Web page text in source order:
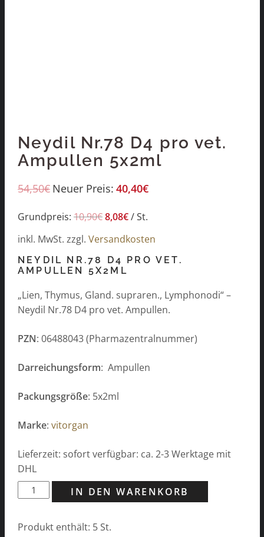
Neydil Nr.78 D4 pro vet.
Ampullen 5x2ml
54,50€ Neuer Preis: 40,40€
Grundpreis: 10,90€8,08€/St.
inkl. MwSt. zzgl. Versandkosten
NEYDIL NR.78 D4 PRO VET.
AMPULLEN 5X2ML
„Lien, Thymus, Gland. supraren., Lymphonodi“ –
Neydil Nr.78 D4 pro vet. Ampullen.
PZN: 06488043 (Pharmazentralnummer)
Darreichungsform: Ampullen
Packungsgröße: 5x2ml
Marke: vitorgan
Lieferzeit: sofort verfügbar: ca. 2-3 Werktage mit
DHL
Neydil
Nr.78
pro
IN DEN WARENKORB
Produkt enthält: 5 St.